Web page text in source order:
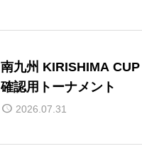
南九州 KIRISHIMA
確認用トーナメント
2026.07.31